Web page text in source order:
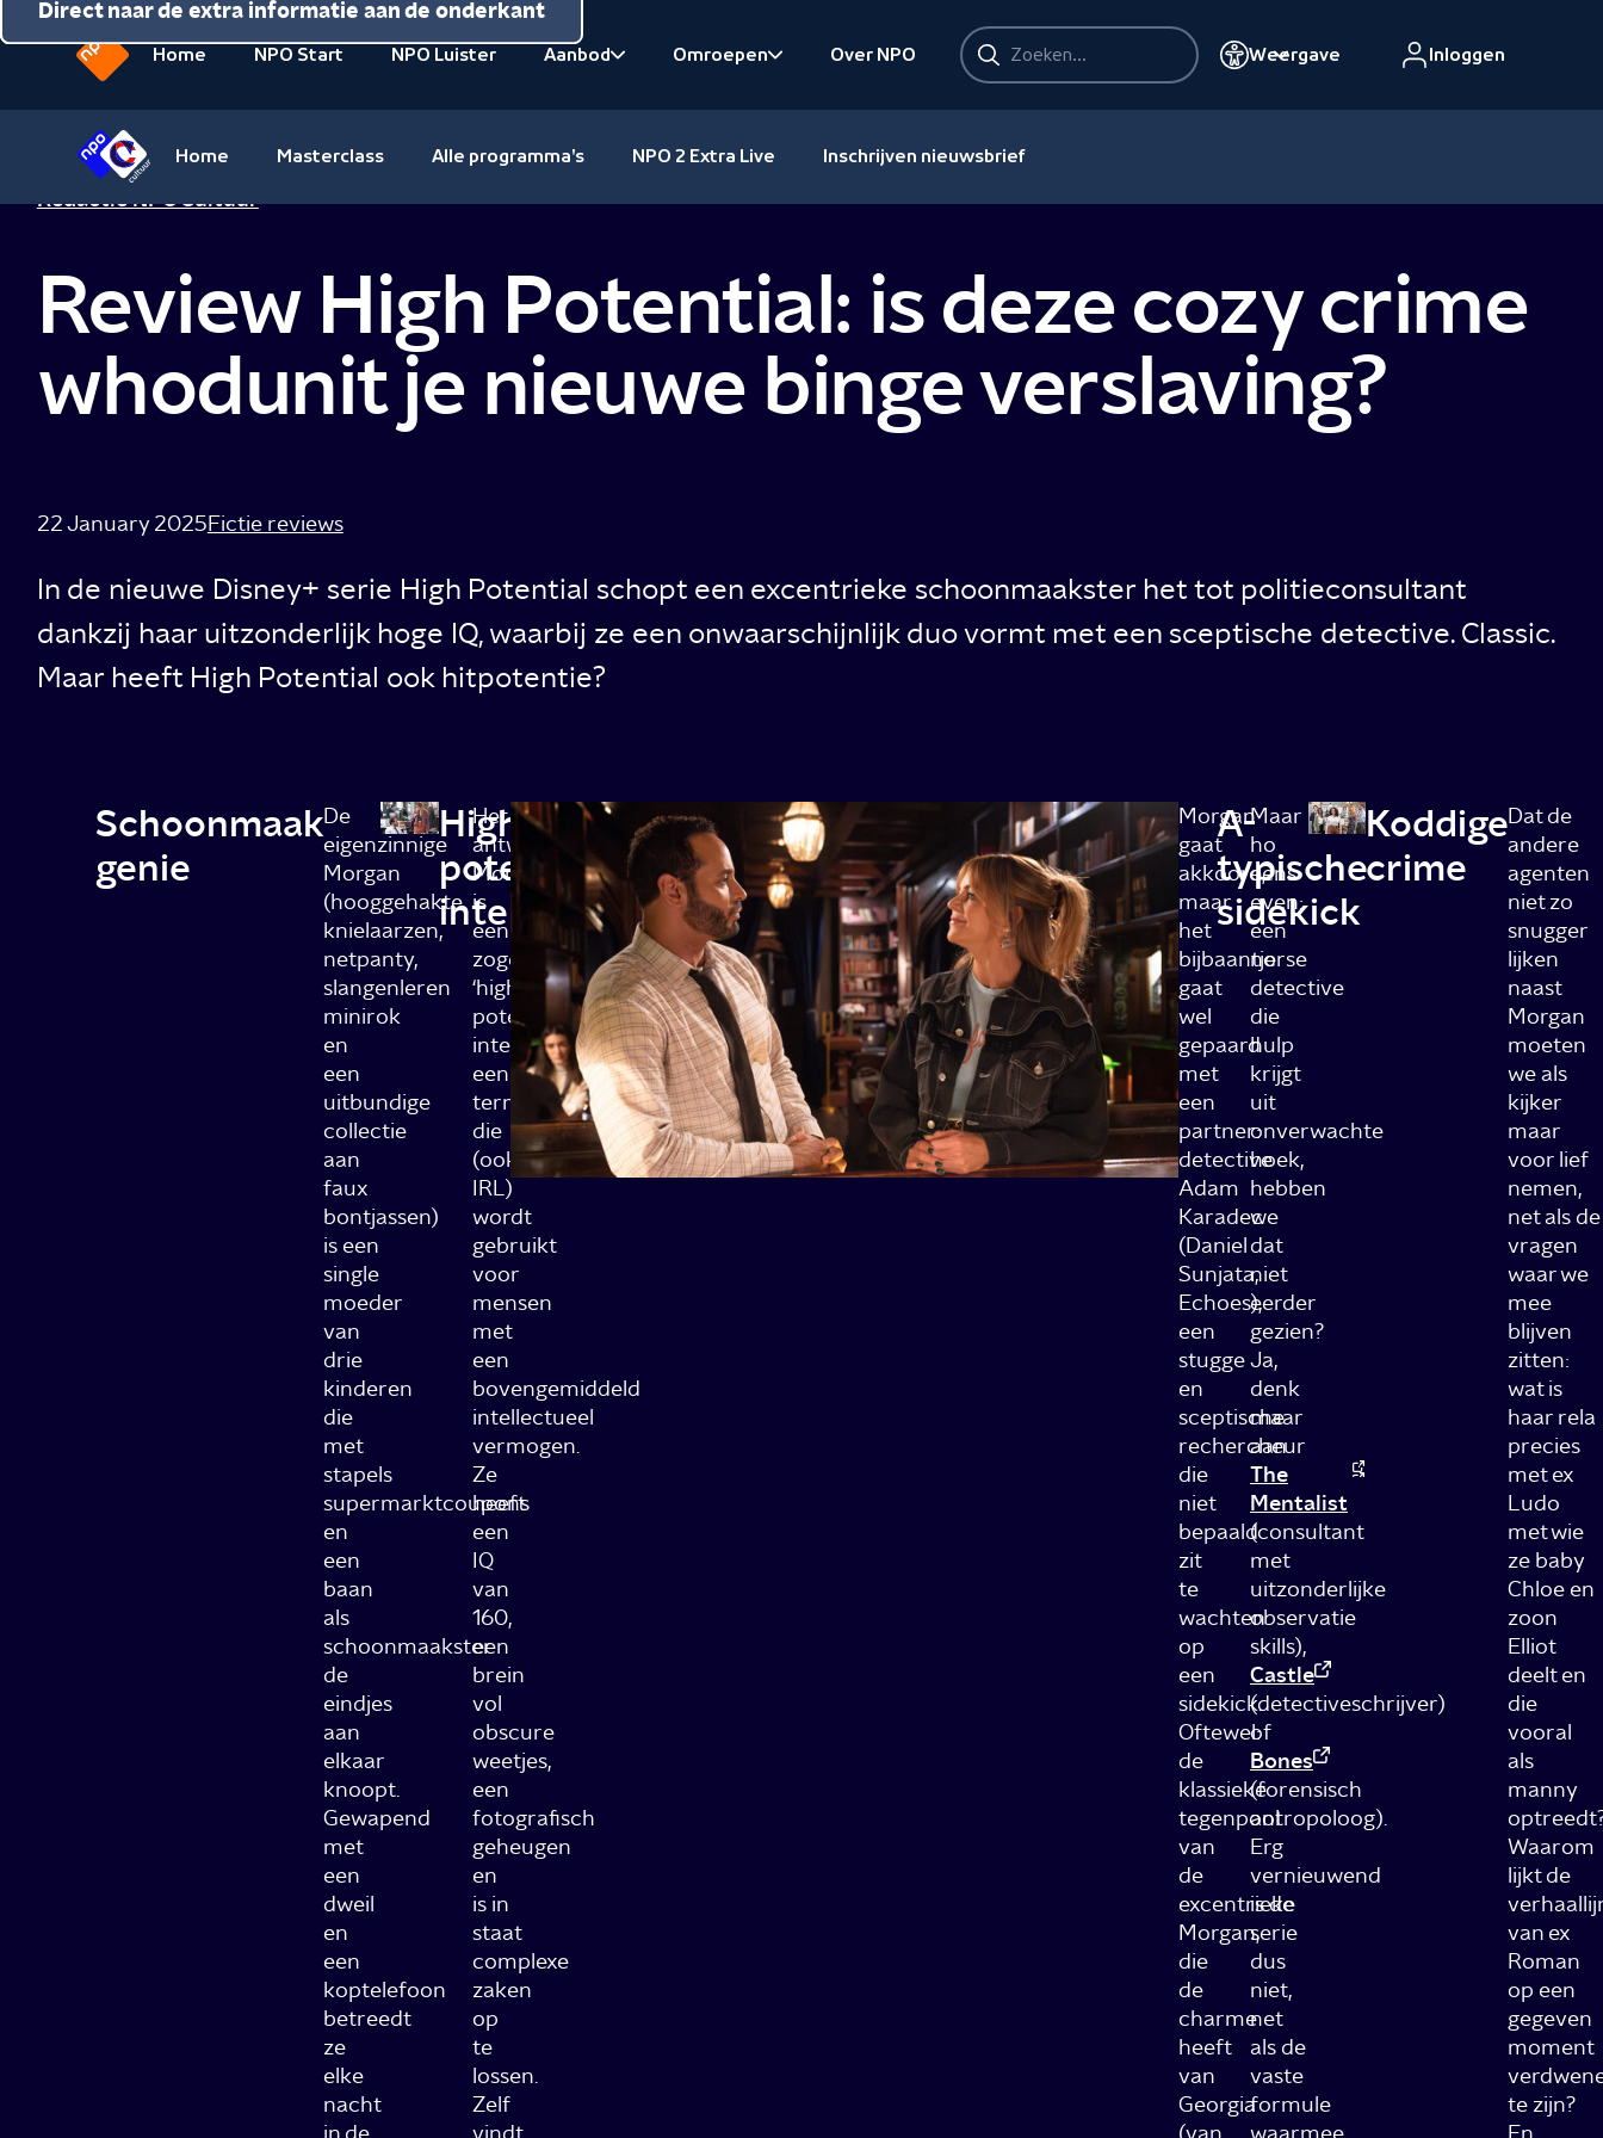
Direct naar de inhoud
Direct naar de hoofdnavigatie
Direct naar de extra informatie aan de onderkant
beginpagina
van
Home NPO Start NPO Luister
Aanbod
Omroepen
Over NPO
Zoeken
Zoeken
Weergave Inloggen
van
NPO
Cultuur
Home Masterclass Alle programma's NPO 2 Extra Live Inschrijven nieuwsbrief
Redactie NPO Cultuur
Review High Potential: is deze cozy crime
whodunit je nieuwe binge verslaving?
22 January 2025Fictie reviews
In de nieuwe Disney+ serie High Potential schopt een excentrieke schoonmaakster het tot politieconsultant
dankzij haar uitzonderlijk hoge IQ, waarbij ze een onwaarschijnlijk duo vormt met een sceptische detective. Classic.
Maar heeft High Potential ook hitpotentie?
Schoonmaak
genie
De
eigenzinnige
Morgan
(hooggehakte
knielaarzen,
netpanty,
slangenleren
minirok
en
een
uitbundige
collectie
aan
faux
bontjassen)
is een
single
moeder
van
drie
kinderen
die
met
stapels
supermarktcoupons
en
een
baan
als
schoonmaakster
de
eindjes
aan
elkaar
knoopt.
Gewapend
met
een
dweil
en
een
koptelefoon
betreedt
ze
elke
nacht
in de
High
potential
intellectual
Het
antwoord:
Morgan
is
een
zogeheten
‘high
potential
intellectual’,
een
term
die
(ook
IRL)
wordt
gebruikt
voor
mensen
met
een
bovengemiddeld
intellectueel
vermogen.
Ze
heeft
een
IQ
van
160,
een
brein
vol
obscure
weetjes,
een
fotografisch
geheugen
en
is in
staat
complexe
zaken
op
te
lossen.
Zelf
vindt
Morgan
gaat
akkoord,
maar
het
bijbaantje
gaat
wel
gepaard
met
een
partner:
detective
Adam
Karadec
(Daniel
Sunjata,
Echoes),
een
stugge
en
sceptische
rechercheur
die
niet
bepaald
zit
te
wachten
op
een
sidekick.
Oftewel:
de
klassieke
tegenpool
van
de
excentrieke
Morgan,
die
de
charme
heeft
van
Georgia
(van
A-
typische
sidekick
Maar
ho
eens
even:
een
norse
detective
die
hulp
krijgt
uit
onverwachte
hoek,
hebben
we
dat
niet
eerder
gezien?
Ja,
denk
maar
aan
The
Mentalist
(consultant
met
uitzonderlijke
observatie
skills),
Castle
(detectiveschrijver)
of
Bones
(forensisch
antropoloog).
Erg
vernieuwend
is de
serie
dus
niet,
net
als de
vaste
formule
waarmee
Koddige
crime
Dat de
andere
agenten
niet zo
snugger
lijken
naast
Morgan
moeten
we als
kijker
maar
voor lief
nemen,
net als de
vragen
waar we
mee
blijven
zitten:
wat is
haar rela
precies
met ex
Ludo
met wie
ze baby
Chloe en
zoon
Elliot
deelt en
die
vooral
als
manny
Waarom
lijkt de
van ex
Roman
op een
gegeven
moment
te zijn?
En